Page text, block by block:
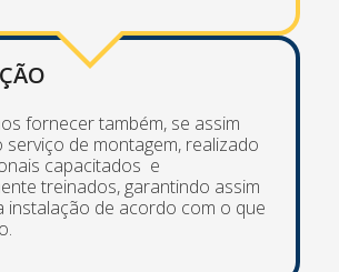
fornecer também, se assim
serviço de montagem, realizado
capacitados e
treinados, garantindo assim
instalação de acordo com o que